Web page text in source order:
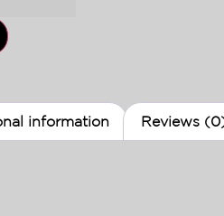
information Reviews